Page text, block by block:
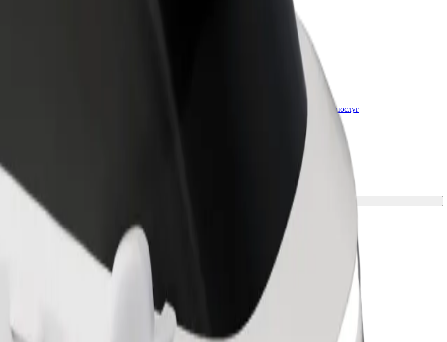
Масштабування продуктів та послуг
Bolt для вашого бізнесу
Brno Tuřany
Ознайомся з нашими сервісами та знайди ідеальний спосіб пересування для своєї поїздки.